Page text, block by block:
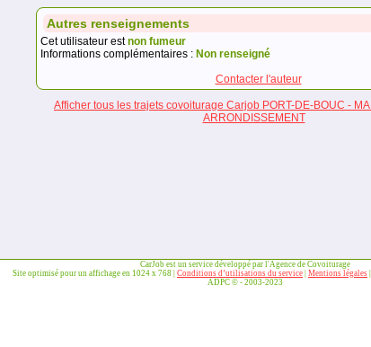
Autres renseignements
Cet utilisateur estnon fumeur
Informations complémentaires : Non renseigné
Contacter l'auteur
Afficher tous les trajets covoiturage Carjob PORT-DE-BOUC -
ARRONDISSEMENT
CarJob est un service développé par l'Agence de Covoiturage
Site optimisé pour un affichage en 1024 x 768 | Conditions d’utilisations du service Mentions légales
ADPC © - 2003-2023